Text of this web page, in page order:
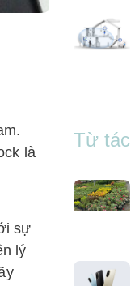
là
sự
lý
Từ tác